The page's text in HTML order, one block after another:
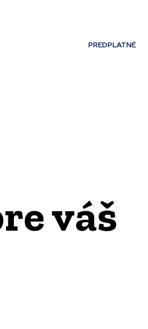
PREDPLATNÉ
váš